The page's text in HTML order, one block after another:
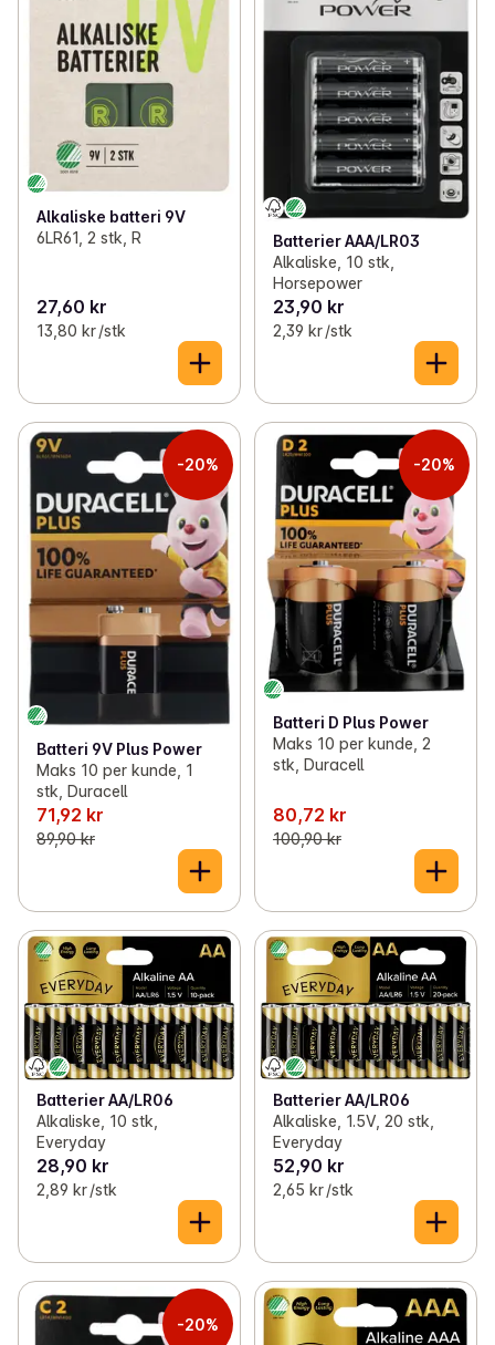
Alkaliske batteri 9V
6LR61, 2 stk, R
27,60 kr
13,80 kr /stk
Batterier AAA/LR03
Alkaliske, 10 stk,
Horsepower
23,90 kr
2,39 kr /stk
-20%
Batteri 9V Plus Power
Maks 10 per kunde, 1
stk, Duracell
71,92 kr
89,90 kr
-20%
Batteri D Plus Power
Maks 10 per kunde, 2
stk, Duracell
80,72 kr
100,90 kr
Batterier AA/LR06
Alkaliske, 10 stk,
Everyday
28,90 kr
2,89 kr /stk
Batterier AA/LR06
Alkaliske, 1.5V, 20 stk,
Everyday
52,90 kr
2,65 kr /stk
-20%